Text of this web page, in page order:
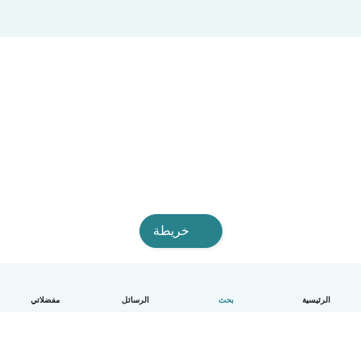
الرئيسية بحث الرسائل مفضلاتي
خريطة